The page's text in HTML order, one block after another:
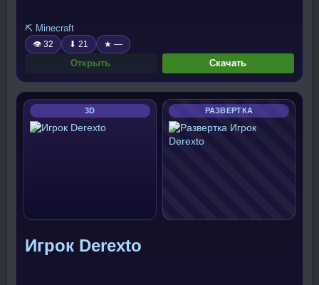
⛏️ Minecraft
👁 32 ⬇ 21 ★ —
Открыть Скачать
3D РАЗВЕРТКА
Игрок Derexto